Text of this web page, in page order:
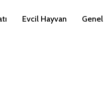
Evcil Hayvan Genel